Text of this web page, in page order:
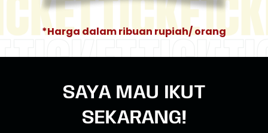
*Harga dalam ribuan rupiah/ orang
SAYA MAU IKUT
SEKARANG!